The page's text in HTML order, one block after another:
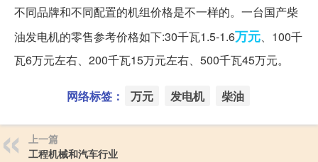
不同品牌和不同配置的机组价格是不一样的。一台国产柴
油发电机的零售参考价格如下:30千瓦1.5-1.6万元、100千
瓦6万元左右、200千瓦15万元左右、500千瓦45万元。
网络标签： 万元 发电机 柴油
上一篇
工程机械和汽车行业